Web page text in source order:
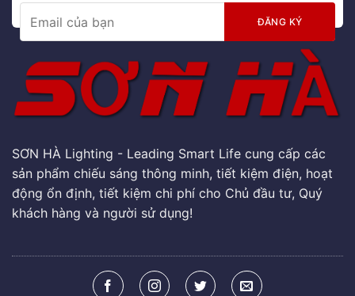
SƠN HÀ Lighting - Leading Smart Life cung cấp các
sản phẩm chiếu sáng thông minh, tiết kiệm điện, hoạt
động ổn định, tiết kiệm chi phí cho Chủ đầu tư, Quý
khách hàng và người sử dụng!